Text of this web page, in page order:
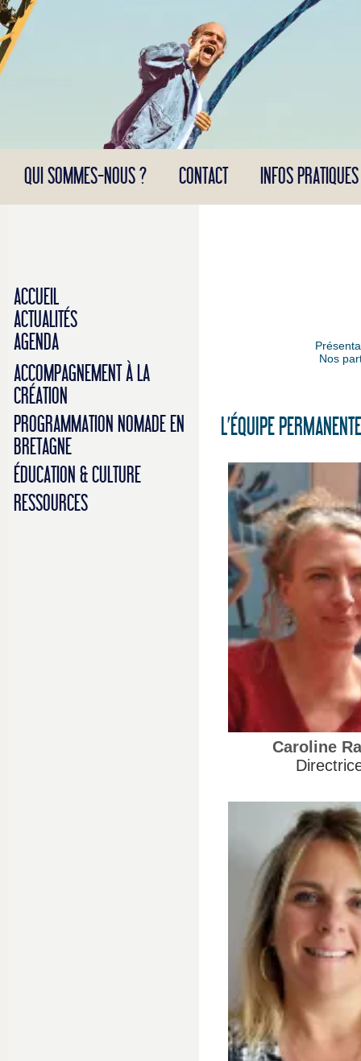
Panneau de gestion des cookies
QUI SOMMES-NOUS ? CONTACT INFOS PRATIQUES
ACCUEIL
ACTUALITÉS
AGENDA
ACCOMPAGNEMENT À LA
CRÉATION
PROGRAMMATION NOMADE EN
BRETAGNE
ÉDUCATION & CULTURE
RESSOURCES
Nos
L’ÉQUIPE PERMANENTE
Caroline